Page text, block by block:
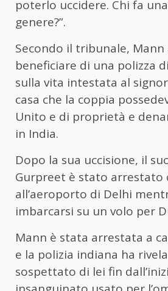
poterlo uccidere. Chi fa
genere?”.
Secondo il tribunale,
beneficiare di una polizza
sulla vita intestata al
casa che la coppia
Unito e di proprietà e
in India.
Dopo la sua uccisione, il
Gurpreet è stato arrestato
all’aeroporto di Delhi
imbarcarsi su un volo per
Mann è stata arrestata a
e la polizia indiana ha
sospettato di lei fin